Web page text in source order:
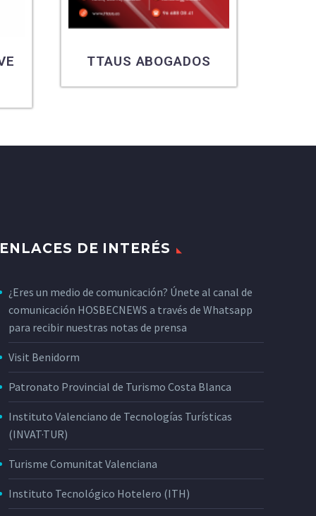
TTAUS ABOGADOS
ENLACES DE INTERÉS
¿Eres un medio de comunicación? Únete al canal de
comunicación HOSBECNEWS a través de Whatsapp
para recibir nuestras notas de prensa
Visit Benidorm
Patronato Provincial de Turismo Costa Blanca
Instituto Valenciano de Tecnologías Turísticas
(INVAT·TUR)
Turisme Comunitat Valenciana
Instituto Tecnológico Hotelero (ITH)